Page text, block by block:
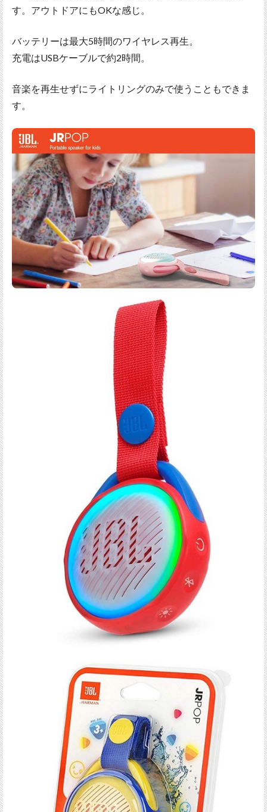
す。アウトドアにもOKな感じ。
バッテリーは最大5時間のワイヤレス再生。
充電はUSBケーブルで約2時間。
音楽を再生せずにライトリングのみで使うこともできま
す。